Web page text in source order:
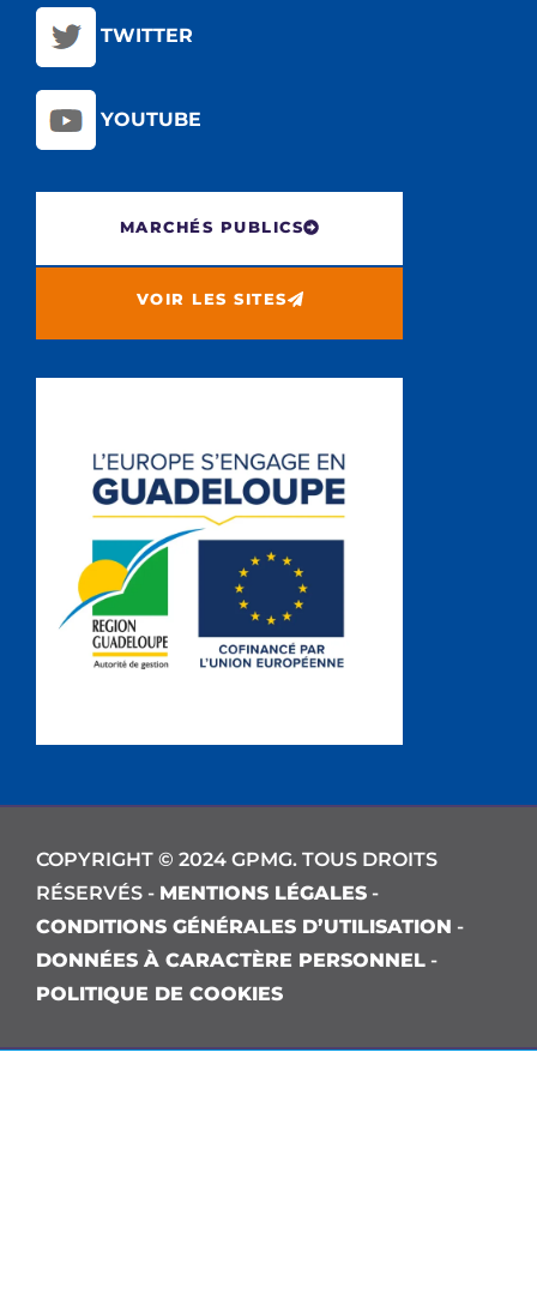
TWITTER
YOUTUBE
MARCHÉS PUBLICS
VOIR LES SITES
COPYRIGHT © 2024 GPMG. TOUS DROITS
RÉSERVÉS - MENTIONS LÉGALES -
CONDITIONS GÉNÉRALES D’UTILISATION -
DONNÉES À CARACTÈRE PERSONNEL -
POLITIQUE DE COOKIES